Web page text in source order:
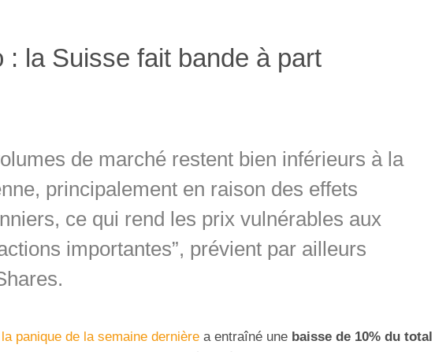
: la Suisse fait bande à part
de marché restent bien inférieurs à la
principalement en raison des effets
ce qui rend les prix vulnérables aux
importantes”, prévient par ailleurs
la panique de la semaine dernière a entraîné une baisse de 10% du total